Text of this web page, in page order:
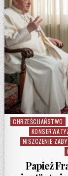
Posted in
CHRZEŚCIJAŃSTWO
NISZCZENIE
Papież